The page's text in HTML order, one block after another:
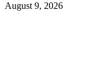
August 9, 2026